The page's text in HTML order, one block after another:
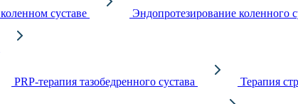
суставе Эндопротезирование коленного
PRP-терапия тазобедренного сустава Терапия